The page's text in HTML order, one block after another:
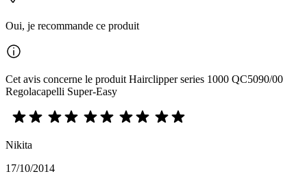
Oui, je recommande ce produit
Cet avis concerne le produit Hairclipper series 1000 QC5090/00
Regolacapelli Super-Easy
Nikita
17/10/2014